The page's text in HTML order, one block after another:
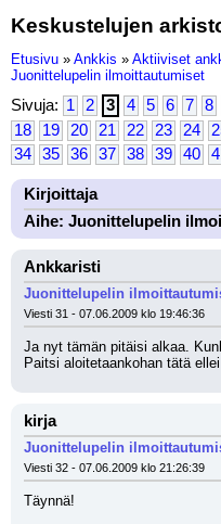
Keskustelujen
Etusivu » Ankkis » Aktiiviset
Juonittelupelin ilmoittautumiset
Sivuja: 1 2 3 4 5 6 7 8
18
19 20 21 22 23 24
34
35 36 37 38 39 40
Kirjoittaja
Aihe: Juonittelupelin
Ankkaristi
Juonittelupelin
Viesti 31 - 07.06.2009 klo 19:46:36
Ja nyt tämän pitäisi alkaa.
Paitsi aloitetaankohan tätä
kirja
Juonittelupelin
Viesti 32 - 07.06.2009 klo 21:26:39
Täynnä!